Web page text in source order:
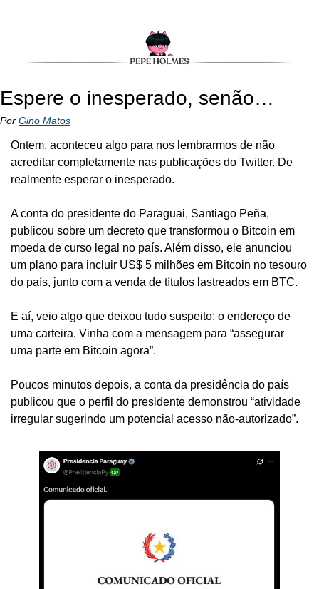
Espere o inesperado, senão…
Por Gino Matos
Ontem, aconteceu algo para nos lembrarmos de não
acreditar completamente nas publicações do Twitter. De
realmente esperar o inesperado.
A conta do presidente do Paraguai, Santiago Peña,
publicou sobre um decreto que transformou o Bitcoin em
moeda de curso legal no país. Além disso, ele anunciou
um plano para incluir US$ 5 milhões em Bitcoin no tesouro
do país, junto com a venda de títulos lastreados em BTC.
E aí, veio algo que deixou tudo suspeito: o endereço de
uma carteira. Vinha com a mensagem para “assegurar
uma parte em Bitcoin agora”.
Poucos minutos depois, a conta da presidência do país
publicou que o perfil do presidente demonstrou “atividade
irregular sugerindo um potencial acesso não-autorizado”.